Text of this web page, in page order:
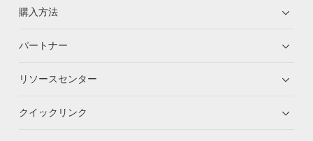
購入方法
パートナー
リソースセンター
クイックリンク